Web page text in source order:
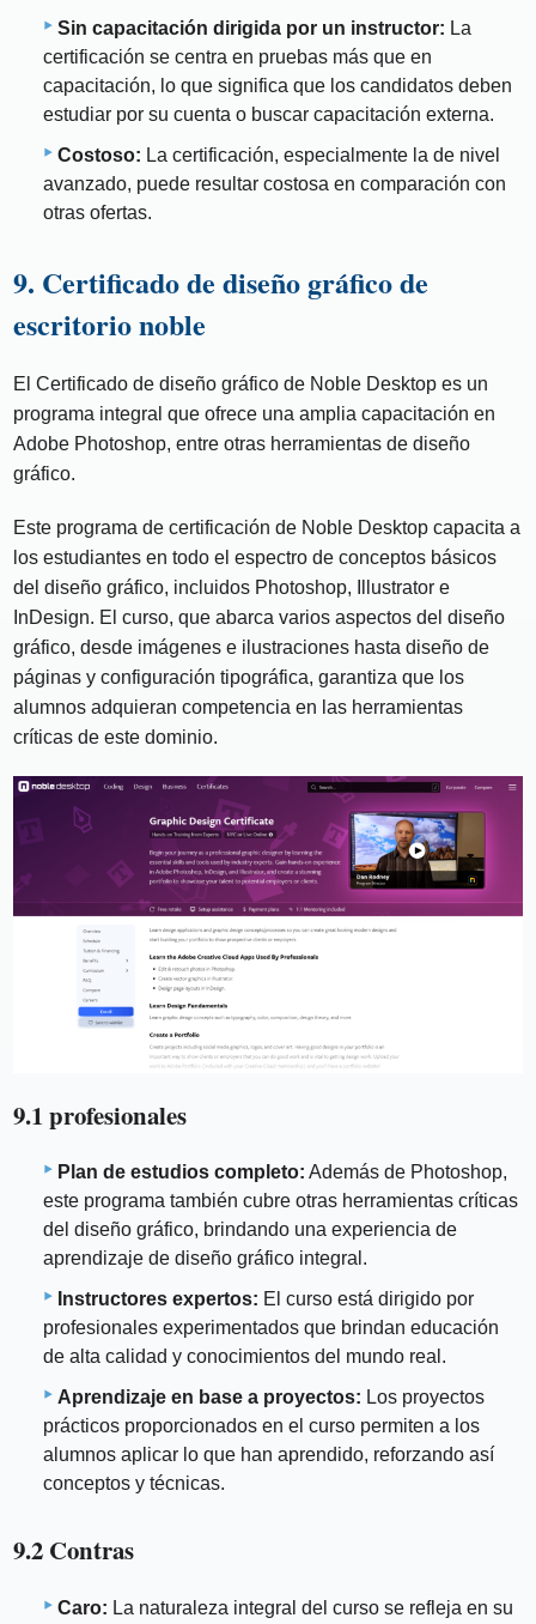
Sin capacitación dirigida por un instructor: La
certificación se centra en pruebas más que en
capacitación, lo que significa que los candidatos deben
estudiar por su cuenta o buscar capacitación externa.
Costoso: La certificación, especialmente la de nivel
avanzado, puede resultar costosa en comparación con
otras ofertas.
9. Certificado de diseño gráfico de
escritorio noble
El Certificado de diseño gráfico de Noble Desktop es un
programa integral que ofrece una amplia capacitación en
Adobe Photoshop, entre otras herramientas de diseño
gráfico.
Este programa de certificación de Noble Desktop capacita a
los estudiantes en todo el espectro de conceptos básicos
del diseño gráfico, incluidos Photoshop, Illustrator e
InDesign. El curso, que abarca varios aspectos del diseño
gráfico, desde imágenes e ilustraciones hasta diseño de
páginas y configuración tipográfica, garantiza que los
alumnos adquieran competencia en las herramientas
críticas de este dominio.
9.1 profesionales
Plan de estudios completo: Además de Photoshop,
este programa también cubre otras herramientas críticas
del diseño gráfico, brindando una experiencia de
aprendizaje de diseño gráfico integral.
Instructores expertos: El curso está dirigido por
profesionales experimentados que brindan educación
de alta calidad y conocimientos del mundo real.
Aprendizaje en base a proyectos: Los proyectos
prácticos proporcionados en el curso permiten a los
alumnos aplicar lo que han aprendido, reforzando así
conceptos y técnicas.
9.2 Contras
Caro: La naturaleza integral del curso se refleja en su